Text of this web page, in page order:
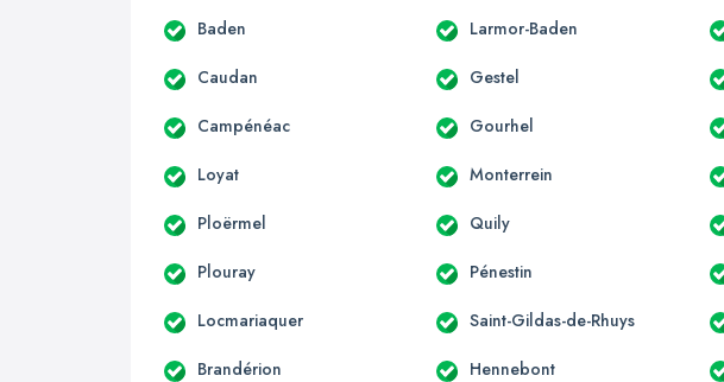
Baden Larmor-Baden
Caudan Gestel
Campénéac Gourhel
Loyat Monterrein
Ploërmel Quily
Plouray Pénestin
Locmariaquer Saint-Gildas-de-Rhuys
Brandérion Hennebont